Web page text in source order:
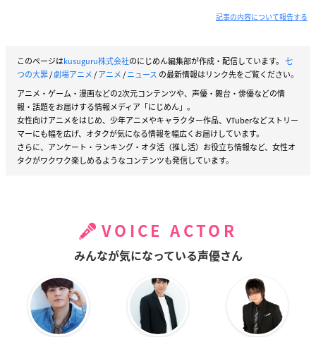
記事の内容について報告する
このページはkusuguru株式会社のにじめん編集部が作成・配信しています。 七
つの大罪/劇場アニメ/アニメ/ニュース の最新情報はリンク先をご覧ください。
アニメ・ゲーム・漫画などの2次元コンテンツや、声優・舞台・俳優などの情
報・話題をお届けする情報メディア「にじめん」。
女性向けアニメをはじめ、少年アニメやキャラクター作品、VTuberなどストリー
マーにも幅を広げ、オタクが気になる情報を幅広くお届けしています。
さらに、アンケート・ランキング・オタ活（推し活）お役立ち情報など、女性オ
タクがワクワク楽しめるようなコンテンツも発信しています。
VOICE ACTOR
みんなが気になっている声優さん